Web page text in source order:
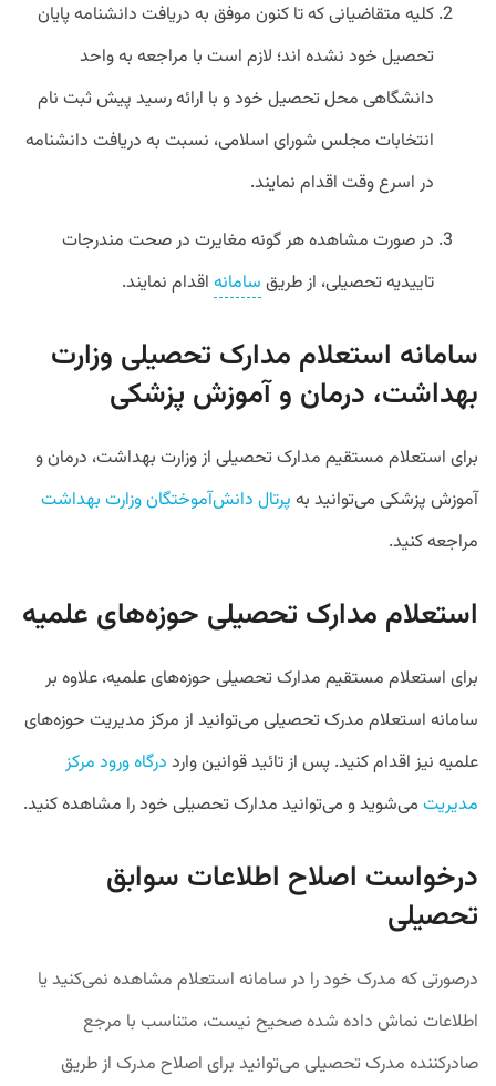
کلیه متقاضیانی که تا کنون موفق به دریافت دانشنامه پایان
تحصیل خود نشده اند؛‌ لازم است با مراجعه به واحد
دانشگاهی محل تحصیل خود و با ارائه رسید پیش ثبت نام
انتخابات مجلس شورای اسلامی، نسبت به دریافت دانشنامه
در اسرع وقت اقدام نمایند.
در صورت مشاهده هر گونه مغایرت در صحت مندرجات
تاییدیه تحصیلی، از طریق سامانه اقدام نمایند.
سامانه استعلام مدارک تحصیلی وزارت
بهداشت، درمان و آموزش پزشکی
برای استعلام مستقیم مدارک تحصیلی از وزارت بهداشت، درمان و
آموزش پزشکی می‌توانید به پرتال دانش‌آموختگان وزارت بهداشت
مراجعه کنید.
استعلام مدارک تحصیلی حوزه‌های علمیه
برای استعلام مستقیم مدارک تحصیلی حوزه‌های علمیه، علاوه بر
سامانه استعلام مدرک تحصیلی می‌توانید از مرکز مدیریت حوزه‌های
علمیه نیز اقدام کنید. پس از تائید قوانین وارد درگاه ورود مرکز
مدیریت می‌شوید و می‌توانید مدارک تحصیلی خود را مشاهده کنید.
درخواست اصلاح اطلاعات سوابق
تحصیلی
درصورتی که مدرک خود را در سامانه استعلام مشاهده نمی‌کنید یا
اطلاعات نماش داده شده صحیح نیست، متناسب با مرجع
صادر‌کننده مدرک تحصیلی می‌توانید برای اصلاح مدرک از طریق